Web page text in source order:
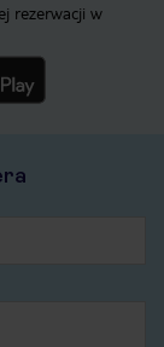
rezerwacji w